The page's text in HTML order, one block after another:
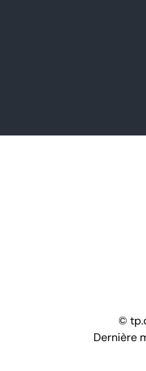
©
Dernière